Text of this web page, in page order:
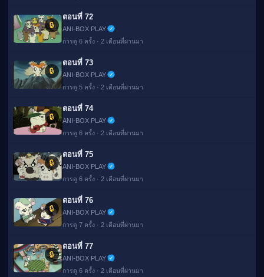
🔒
ตอนที่ 72
ANI-BOX PLAY
การดู 6 ครั้ง · 2 เดือนที่ผ่านมา
🔒
ตอนที่ 73
ANI-BOX PLAY
การดู 5 ครั้ง · 2 เดือนที่ผ่านมา
🔒
ตอนที่ 74
ANI-BOX PLAY
การดู 6 ครั้ง · 2 เดือนที่ผ่านมา
🔒
ตอนที่ 75
ANI-BOX PLAY
การดู 6 ครั้ง · 2 เดือนที่ผ่านมา
🔒
ตอนที่ 76
ANI-BOX PLAY
การดู 7 ครั้ง · 2 เดือนที่ผ่านมา
🔒
ตอนที่ 77
ANI-BOX PLAY
การดู 6 ครั้ง · 2 เดือนที่ผ่านมา